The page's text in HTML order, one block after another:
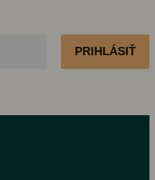
PRIHLÁSIŤ